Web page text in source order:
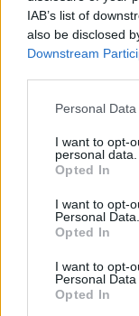
IAB’s list of
also be disclosed
Downstream
Please note that
not limited to your
grant or deny
use your data for
consent section.
Personal
I want to opt-
personal data.
Opted In
I want to opt-
Personal Data.
Opted In
I want to opt-
Personal Data
Opted In